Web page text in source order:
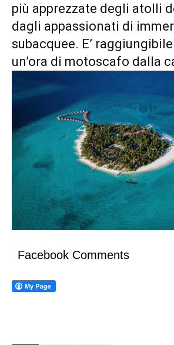
più apprezzate degli atolli
dagli appassionati di
subacquee. E’
un’ora di motoscafo dalla
Facebook Comments